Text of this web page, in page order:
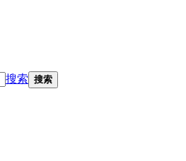
搜索 搜索